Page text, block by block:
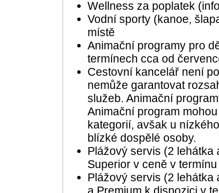
Wellness za poplatek
Vodní sporty (kanoe,
místě
Animační programy pro
termínech cca od
Cestovní kancelář není
nemůže garantovat
služeb. Animační
Animační program
kategorií, avšak u
blízké dospělé osoby.
Plážový servis (2 lehátka
Superior v ceně v
Plážový servis (2 lehátka